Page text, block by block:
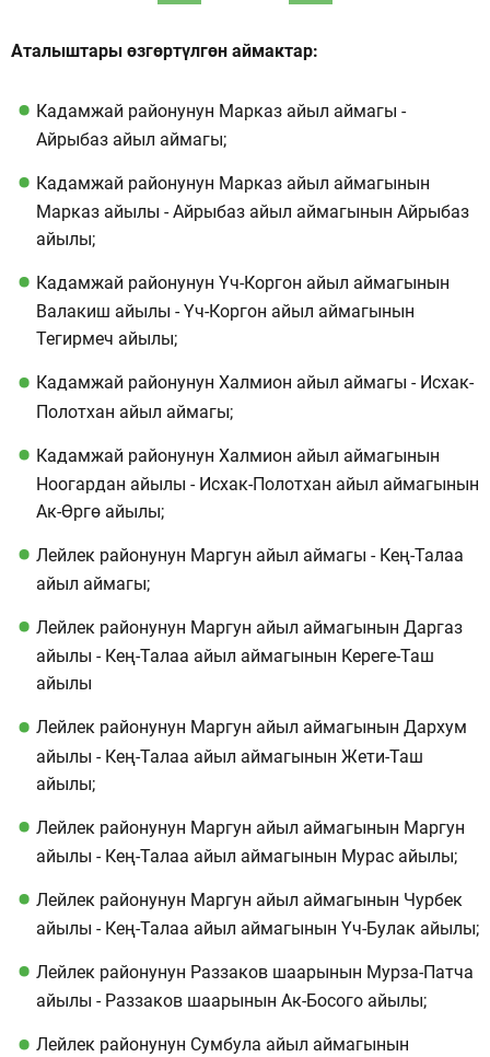
Аталыштары өзгөртүлгөн аймактар:
Кадамжай районунун Марказ айыл аймагы -
Айрыбаз айыл аймагы;
Кадамжай районунун Марказ айыл аймагынын
Марказ айылы - Айрыбаз айыл аймагынын Айрыбаз
айылы;
Кадамжай районунун Үч-Коргон айыл аймагынын
Валакиш айылы - Үч-Коргон айыл аймагынын
Тегирмеч айылы;
Кадамжай районунун Халмион айыл аймагы - Исхак-
Полотхан айыл аймагы;
Кадамжай районунун Халмион айыл аймагынын
Ноогардан айылы - Исхак-Полотхан айыл аймагынын
Ак-Өргө айылы;
Лейлек районунун Маргун айыл аймагы - Кең-Талаа
айыл аймагы;
Лейлек районунун Маргун айыл аймагынын Даргаз
айылы - Кең-Талаа айыл аймагынын Кереге-Таш
айылы
Лейлек районунун Маргун айыл аймагынын Дархум
айылы - Кең-Талаа айыл аймагынын Жети-Таш
айылы;
Лейлек районунун Маргун айыл аймагынын Маргун
айылы - Кең-Талаа айыл аймагынын Мурас айылы;
Лейлек районунун Маргун айыл аймагынын Чурбек
айылы - Кең-Талаа айыл аймагынын Үч-Булак айылы;
Лейлек районунун Раззаков шаарынын Мурза-Патча
айылы - Раззаков шаарынын Ак-Босого айылы;
Лейлек районунун Сумбула айыл аймагынын